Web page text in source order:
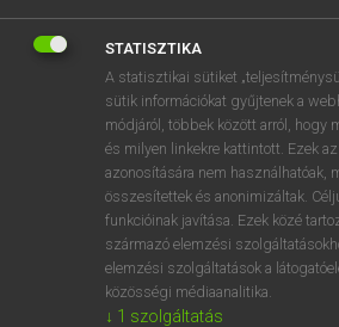
Díjmentes angol szótár
(a great) many people
(a great) many people
a number/lot of people
keresése szótárainkban
STATISZTIKA
A statisztikai sütiket
sütik információkat gyűjtenek a
módjáról, többek között arról, hogy
és milyen linkekre kattintott. Ezek
azonosítására nem használhatóak,
összesítettek és anonimizáltak.
funkcióinak javítása. Ezek közé
származó elemzési
elemzési szolgáltatások a
közösségi médiaanalitika.
↓ 1 szolgáltatás
r t z u i o
j k
n m , . -